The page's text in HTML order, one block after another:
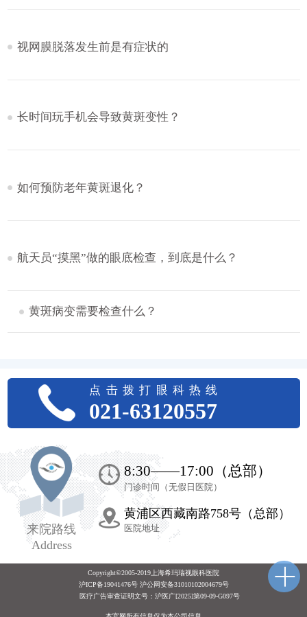
视网膜脱落发生前是有症状的
长时间玩手机会导致黄斑变性？
如何预防老年黄斑退化？
航天员“摸黑”做的眼底检查，到底是什么？
黄斑病变需要检查什么？
点击拨打眼科热线
021-63120557
来院路线
Address
8:30——17:00（总部）
门诊时间（无假日医院）
黄浦区西藏南路758号（总部）
医院地址
Copyright©2005-2019上海希玛瑞视眼科医院
沪ICP备19041476号 沪公网安备31010102004679号
医疗广告审查证明文号： 沪医广[2025]第09-09-G097号